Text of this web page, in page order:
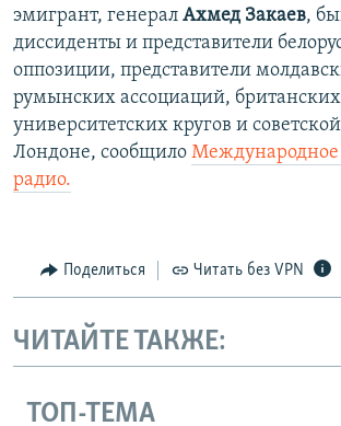
эмигрант, генерал Ахмед Закаев,
диссиденты и представители
оппозиции, представители
румынских ассоциаций, британских
университетских кругов и
Лондоне, сообщило Международное
радио.
Поделиться Читать без VPN
ЧИТАЙТЕ ТАКЖЕ:
ТОП-ТЕМА